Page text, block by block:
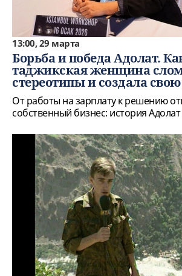
13:00, 29 марта
Борьба и победа Адолат.
таджикская женщина
стереотипы и создала
От работы на зарплату к решению
собственный бизнес: история